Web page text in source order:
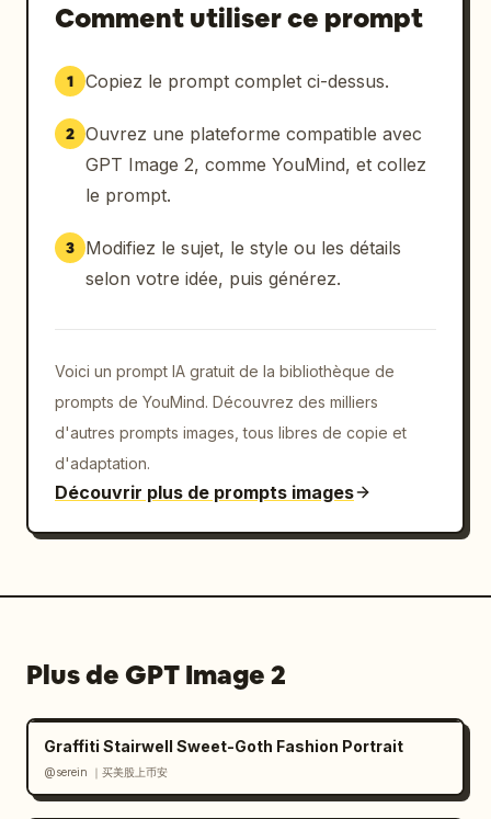
Comment utiliser ce prompt
1 Copiez le prompt complet ci-dessus.
2 Ouvrez une plateforme compatible avec
GPT Image 2, comme YouMind, et collez
le prompt.
3
Modifiez le sujet, le style ou les détails
selon votre idée, puis générez.
Voici un prompt IA gratuit de la bibliothèque de
prompts de YouMind. Découvrez des milliers
d'autres prompts images, tous libres de copie et
d'adaptation.
Découvrir plus de prompts images
Plus de GPT Image 2
Graffiti Stairwell Sweet-Goth Fashion Portrait
@serein ｜买美股上币安